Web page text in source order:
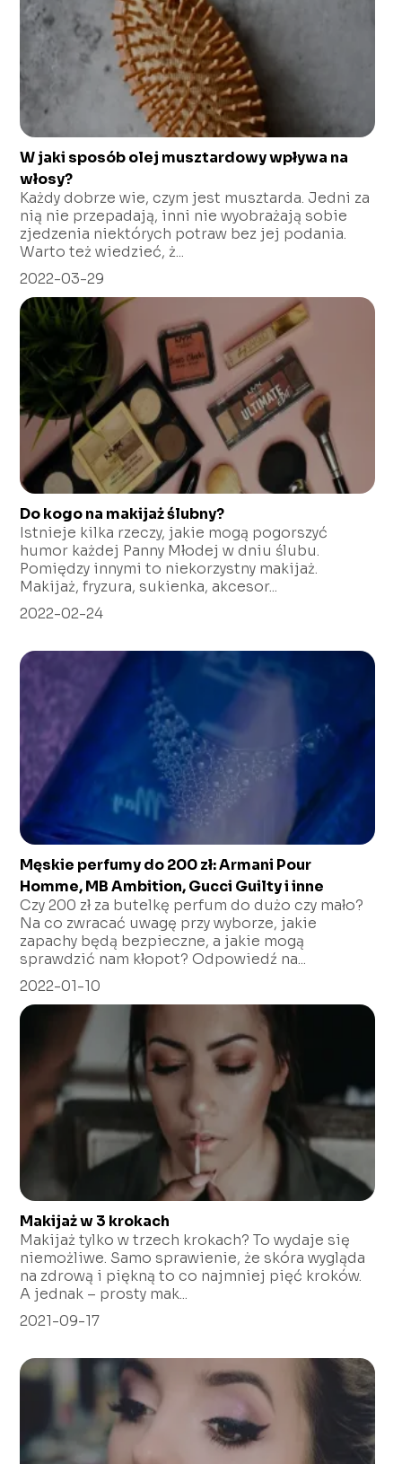
W jaki sposób olej musztardowy wpływa na
włosy?
Każdy dobrze wie, czym jest musztarda. Jedni za
nią nie przepadają, inni nie wyobrażają sobie
zjedzenia niektórych potraw bez jej podania.
Warto też wiedzieć, ż...
2022-03-29
Do kogo na makijaż ślubny?
Istnieje kilka rzeczy, jakie mogą pogorszyć
humor każdej Panny Młodej w dniu ślubu.
Pomiędzy innymi to niekorzystny makijaż.
Makijaż, fryzura, sukienka, akcesor...
2022-02-24
Męskie perfumy do 200 zł: Armani Pour
Homme, MB Ambition, Gucci Guilty i inne
Czy 200 zł za butelkę perfum do dużo czy mało?
Na co zwracać uwagę przy wyborze, jakie
zapachy będą bezpieczne, a jakie mogą
sprawdzić nam kłopot? Odpowiedź na...
2022-01-10
Makijaż w 3 krokach
Makijaż tylko w trzech krokach? To wydaje się
niemożliwe. Samo sprawienie, że skóra wygląda
na zdrową i piękną to co najmniej pięć kroków.
A jednak – prosty mak...
2021-09-17